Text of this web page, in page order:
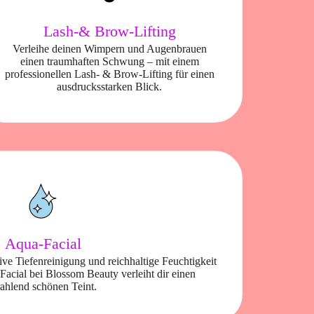
Lash-& Brow-Lifting
Verleihe deinen Wimpern und Augenbrauen
einen traumhaften Schwung – mit einem
professionellen Lash- & Brow-Lifting für einen
ausdrucksstarken Blick.
Aqua-Facial
Tiefenreinigung und reichhaltige Feuchtigkeit
bei Blossom Beauty verleiht dir einen
schönen Teint.